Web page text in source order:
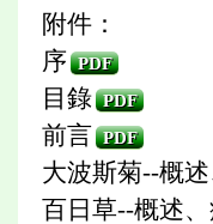
附件：
序 PDF
目錄 PDF
前言 PDF
大波斯菊--概
百日草--概述